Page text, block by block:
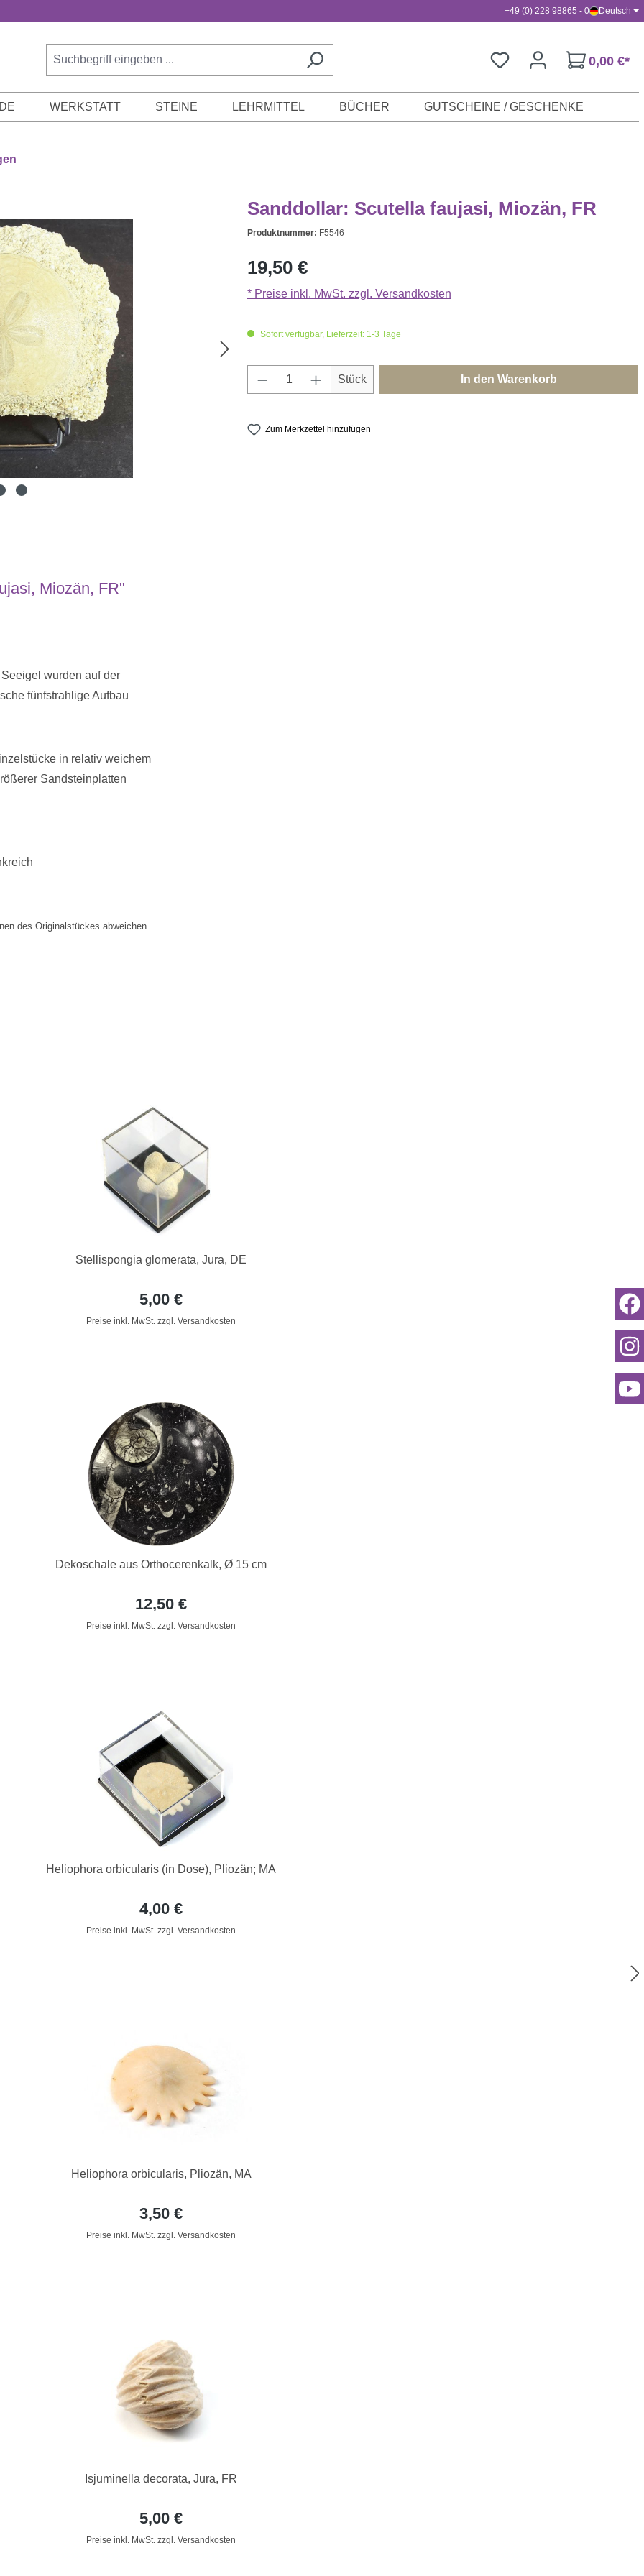
+49 (0) 228 98865 - 0 Deutsch
0,00 €*
WERKSTATT STEINE LEHRMITTEL BÜCHER GUTSCHEINE / GESCHENKE
Sanddollar: Scutella faujasi, Miozän, FR
Produktnummer: F5546
Regulärer Preis:
19,50 €
* Preise inkl. MwSt. zzgl. Versandkosten
Sofort verfügbar, Lieferzeit: 1-3 Tage
Produkt Anzahl: Gib den gewünschten Wert ein
Stück In den Warenkorb
Zum Merkzettel hinzufügen
Miozän, FR"
wurden auf der
fünfstrahlige Aufbau
in relativ weichem
Sandsteinplatten
des Originalstückes abweichen.
Stellispongia glomerata, Jura, DE
5,00 €
Preise inkl. MwSt. zzgl. Versandkosten
Dekoschale aus Orthocerenkalk, Ø 15 cm
12,50 €
Preise inkl. MwSt. zzgl. Versandkosten
Heliophora orbicularis (in Dose), Pliozän; MA
4,00 €
Preise inkl. MwSt. zzgl. Versandkosten
Heliophora orbicularis, Pliozän, MA
3,50 €
Preise inkl. MwSt. zzgl. Versandkosten
Isjuminella decorata, Jura, FR
5,00 €
Preise inkl. MwSt. zzgl. Versandkosten